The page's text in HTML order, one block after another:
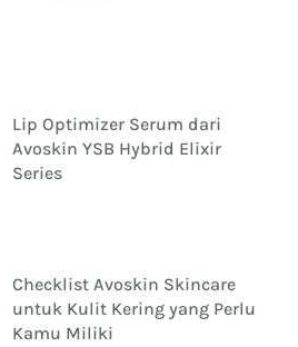
Lip Optimizer Serum dari
Avoskin YSB Hybrid Elixir
Series
Checklist Avoskin Skincare
untuk Kulit Kering yang Perlu
Kamu Miliki